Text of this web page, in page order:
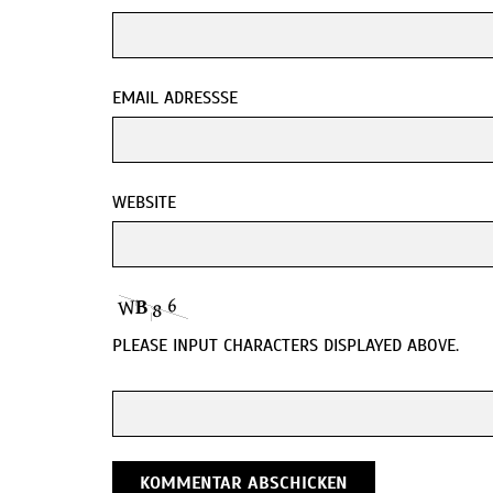
EMAIL ADRESSSE
WEBSITE
PLEASE INPUT CHARACTERS DISPLAYED ABOVE.